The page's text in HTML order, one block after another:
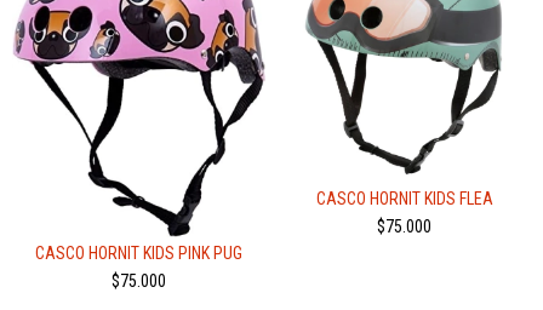
CASCO HORNIT KIDS PINK PUG
$75.000
CASCO HORNIT KIDS FLEA
$75.000